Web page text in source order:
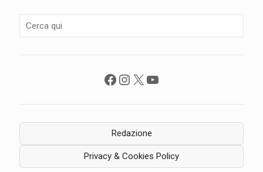
Facebook
Instagram
X YouTube
Redazione
Privacy & Cookies Policy